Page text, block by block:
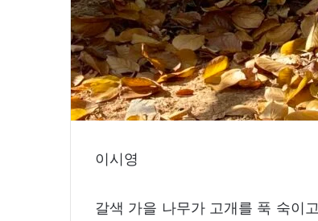
이시영
갈색 가을 나무가 고개를 푹 숙이고